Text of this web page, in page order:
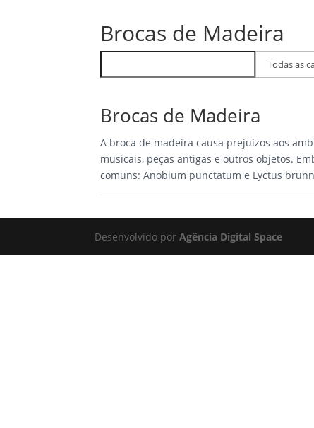
Brocas de Madeira
FAQs
por
Brocas de Madeira
A broca de madeira causa prejuízos aos
musicais, peças antigas e outros objetos.
comuns: Anobium punctatum e Lyctus
Desenvolvido porAgência Digital Space